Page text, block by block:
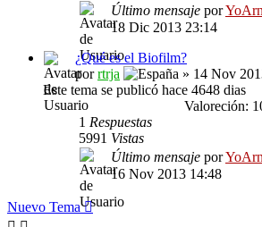
Último mensaje por
18 Dic 2013 23:14
¿Qué es el Biofilm?
porrtrja
» 14 Nov
Este tema se publicó hace 4648 dias
Valoreción:
1 Respuestas
5991 Vistas
Último mensaje por
16 Nov 2013 14:48
Nuevo Tema